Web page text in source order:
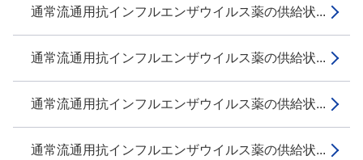
通常流通用抗インフルエンザウイルス薬の供給状...
通常流通用抗インフルエンザウイルス薬の供給状...
通常流通用抗インフルエンザウイルス薬の供給状...
通常流通用抗インフルエンザウイルス薬の供給状...